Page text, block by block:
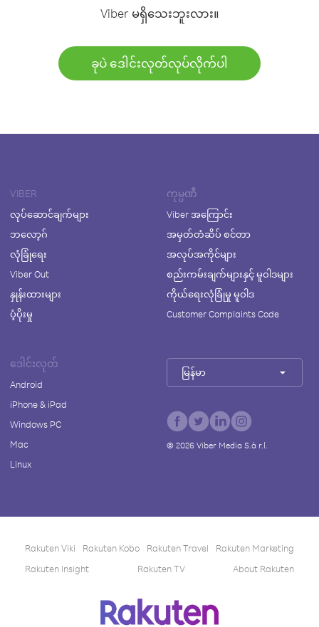
Viber မရှိသေးဘူးလား။
ခုပဲ ဒေါင်းလုတ်လုပ်လိုက်ပါ
VIBER
လုပ်ဆောင်ချက်များ
ဘလော့ဂ်
လုံခြုံရေး
Viber Out
နှုန်းထားများ
ပံ့ပိုးမှု
ကုမ္ပဏီ
Viber အကြောင်း
အမှတ်တံဆိပ် စင်တာ
အလုပ်အကိုင်များ
စည်းကမ်းချက်များနှင့် မူဝါဒများ
ကိုယ်ရေးလုံခြုံမှု မူဝါဒ
Customer Complaints Code
ဒေါင်းလုတ်
Android
iPhone & iPad
Windows PC
Mac
Linux
မြန်မာ
© 2026Viber Media S.à r.l.
Rakuten Viki Rakuten Kobo Rakuten Travel
Rakuten Marketing
Rakuten Insight
Rakuten TV About Rakuten